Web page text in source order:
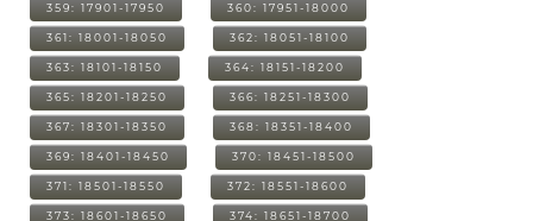
359: 17901-17950 360: 17951-18000
361: 18001-18050 362: 18051-18100
363: 18101-18150 364: 18151-18200
365: 18201-18250 366: 18251-18300
367: 18301-18350 368: 18351-18400
369: 18401-18450 370: 18451-18500
371: 18501-18550 372: 18551-18600
373: 18601-18650 374: 18651-18700